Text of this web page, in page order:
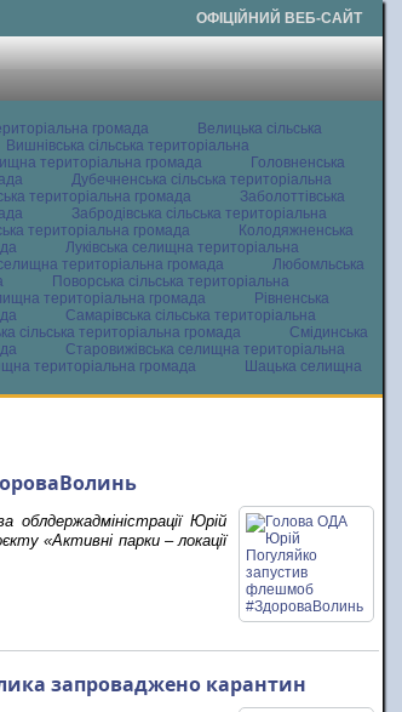
ОФІЦІЙНИЙ ВЕБ-САЙТ
громада
Велицька сільська
Вишнівська сільська територіальна
територіальна громада
Головненська
Дубечненська сільська територіальна
територіальна громада
Заболоттівська
Забродівська сільська територіальна
територіальна громада
Колодяжненська
Луківська селищна територіальна
територіальна громада
Любомльська
Поворська сільська територіальна
територіальна громада
Рівненська
Самарівська сільська територіальна
сільська територіальна громада
Смідинська
Старовижівська селищна територіальна
територіальна громада
Шацька селищна
Юрій
«Активні парки – локації
запроваджено карантин